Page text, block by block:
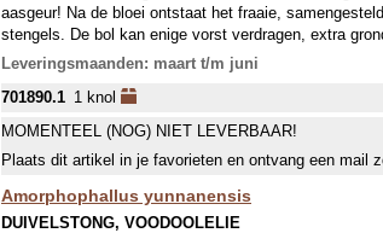
aasgeur! Na de bloei ontstaat het fraaie,
stengels. De bol kan enige vorst verdragen, extra
Leveringsmaanden: maart t/m juni
701890.1 1 knol
MOMENTEEL (NOG) NIET LEVERBAAR!
Plaats dit artikel in je favorieten en ontvang een mail
Amorphophallus yunnanensis
DUIVELSTONG, VOODOOLELIE